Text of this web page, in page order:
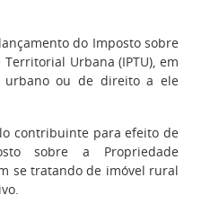
do Imposto sobre
Urbana (IPTU), em
urbano ou de direito a ele
contribuinte para efeito de
sobre a Propriedade
se tratando de imóvel rural